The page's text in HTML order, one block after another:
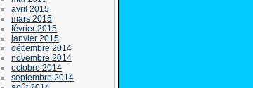
avril 2015
mars 2015
février 2015
janvier 2015
décembre 2014
novembre 2014
octobre 2014
septembre 2014